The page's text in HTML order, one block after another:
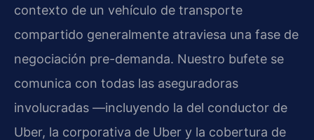
contexto de un vehículo de transporte
compartido generalmente atraviesa una fase de
negociación pre-demanda. Nuestro bufete se
comunica con todas las aseguradoras
involucradas —incluyendo la del conductor de
Uber, la corporativa de Uber y la cobertura de